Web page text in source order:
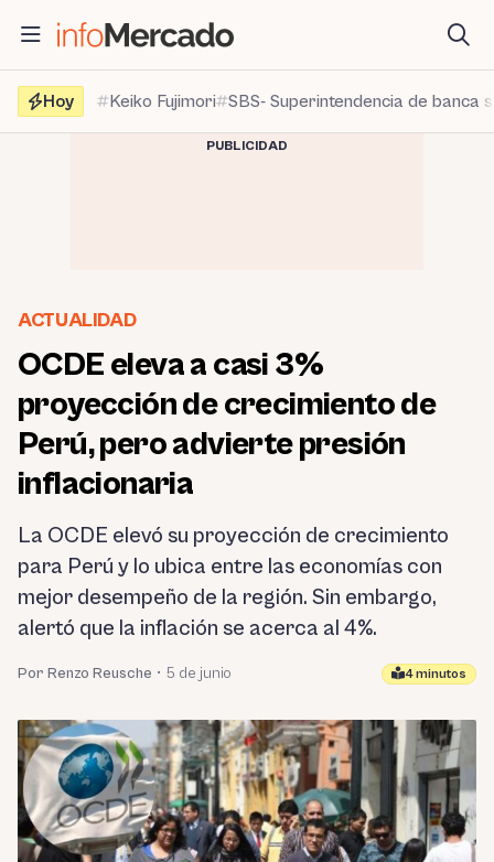
contenido
Hoy
Keiko Fujimori SBS- Superintendencia de banca
PUBLICIDAD
ACTUALIDAD
OCDE eleva a casi 3%
proyección de crecimiento de
Perú, pero advierte presión
inflacionaria
La OCDE elevó su proyección de crecimiento
para Perú y lo ubica entre las economías con
mejor desempeño de la región. Sin embargo,
alertó que la inflación se acerca al 4%.
Por Renzo Reusche • 5 de junio 4 minutos